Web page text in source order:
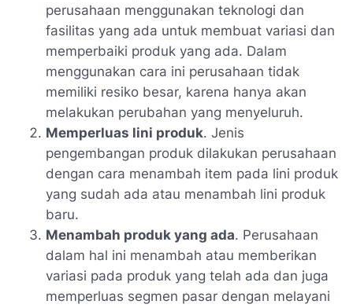
perusahaan menggunakan teknologi dan
fasilitas yang ada untuk membuat variasi dan
memperbaiki produk yang ada. Dalam
menggunakan cara ini perusahaan tidak
memiliki resiko besar, karena hanya akan
melakukan perubahan yang menyeluruh.
Memperluas lini produk. Jenis
pengembangan produk dilakukan perusahaan
dengan cara menambah item pada lini produk
yang sudah ada atau menambah lini produk
baru.
Menambah produk yang ada. Perusahaan
dalam hal ini menambah atau memberikan
variasi pada produk yang telah ada dan juga
memperluas segmen pasar dengan melayani